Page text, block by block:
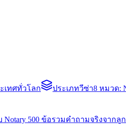
เทศทั่วโลก ประเภทวีซ่า8 หมวด:
Notary 500 ข้อรวมคำถามจริงจากลู